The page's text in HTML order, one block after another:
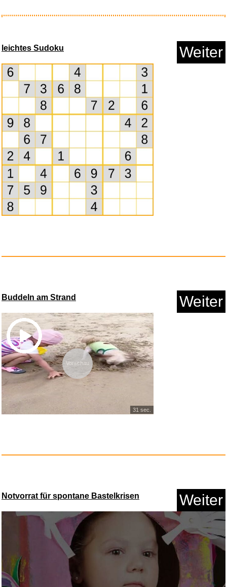
OASE ORGANIX Daily Granulate
JBL Quantum 610 Wireless
2.4GH...
Lower Deschutes River Fishing ...
Anzeige
leichtes Sudoku Weiter
Buddeln am Strand Weiter
Vorschau
31 sec.
Notvorrat für spontane Bastelkrisen Weiter